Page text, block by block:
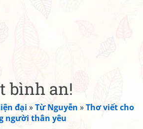
bình an!
đại »Từ Nguyễn »Thơ viết cho
người thân yêu